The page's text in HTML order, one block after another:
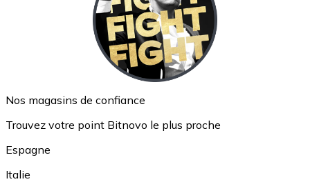
Nos magasins de confiance
Trouvez votre point Bitnovo le plus proche
Espagne
Italie